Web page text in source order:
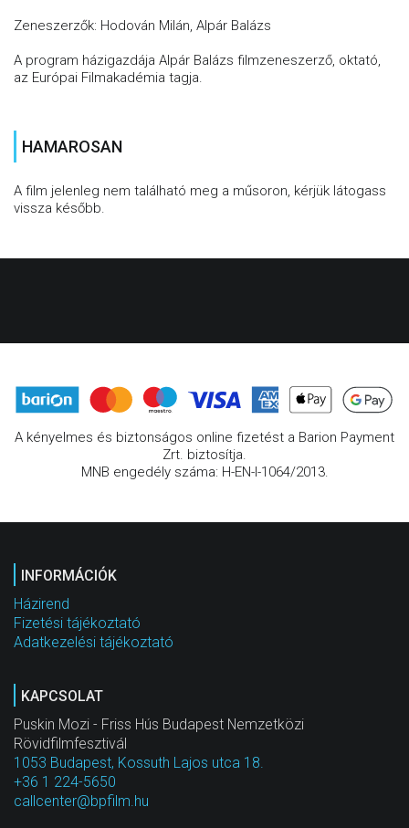
Zeneszerzők: Hodován Milán, Alpár Balázs
A program házigazdája Alpár Balázs filmzeneszerző, oktató,
az Európai Filmakadémia tagja.
HAMAROSAN
A film jelenleg nem található meg a műsoron, kérjük látogass
vissza később.
A kényelmes és biztonságos online fizetést a Barion Payment
Zrt. biztosítja.
MNB engedély száma: H-EN-I-1064/2013.
INFORMÁCIÓK
Házirend
Fizetési tájékoztató
Adatkezelési tájékoztató
KAPCSOLAT
Puskin Mozi - Friss Hús Budapest Nemzetközi
Rövidfilmfesztivál
1053 Budapest, Kossuth Lajos utca 18.
+36 1 224-5650
callcenter@bpfilm.hu